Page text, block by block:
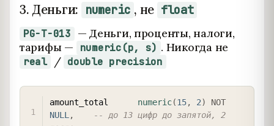
3. Деньги: numeric , не float
PG-T-013
— Деньги, проценты, налоги,
тарифы —
numeric(p, s) . Никогда не
real / double precision
amount_total numeric(15, 2)
NOT
NULL,
-- до 13 цифр до запятой, 2
COPY